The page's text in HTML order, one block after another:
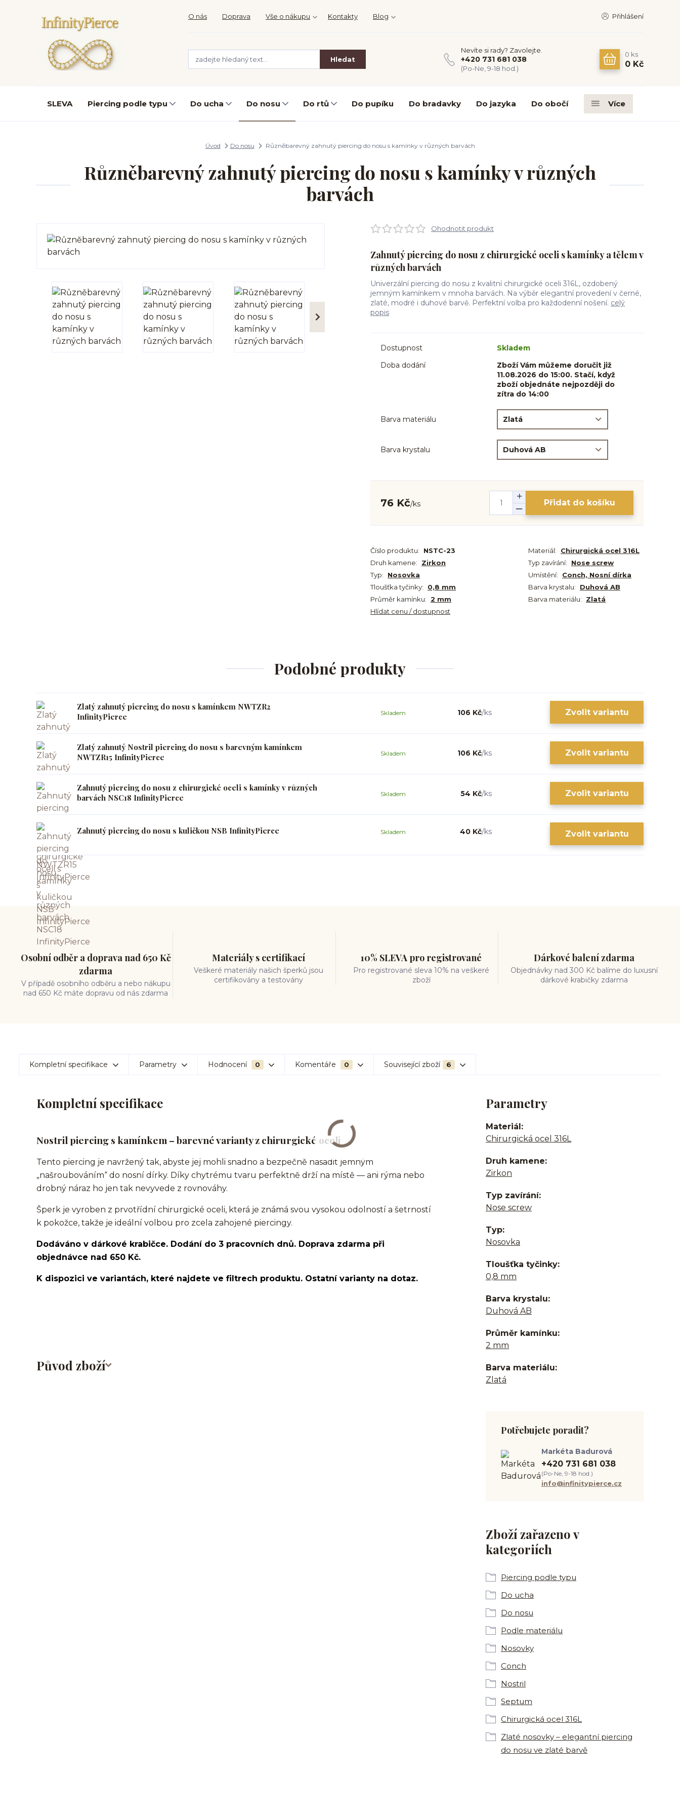
O nás Doprava Vše o nákupu Kontakty Blog Přihlášení
Hledat
Nevíte si rady? Zavolejte.
+420 731 681 038
(Po-Ne, 9-18 hod.)
0 ks
0 Kč
SLEVA Piercing podle typu Do ucha Do nosu Do rtů Do pupíku Do bradavky Do jazyka Do obočí Více
Úvod Do nosu Různěbarevný zahnutý piercing do nosu s kamínky v různých barvách
Různěbarevný zahnutý piercing do nosu s kamínky v různých
barvách
Ohodnotit produkt
Zahnutý piercing do nosu z chirurgické oceli s kamínky a tělem v
různých barvách
Univerzální piercing do nosu z kvalitní chirurgické oceli 316L, ozdobený
jemným kamínkem v mnoha barvách. Na výběr elegantní provedení v černé,
zlaté, modré i duhové barvě. Perfektní volba pro každodenní nošení. celý
popis
Dostupnost
Skladem
Doba dodání
Zboží Vám můžeme doručit již
11.08.2026 do 15:00. Stačí, když
zboží objednáte nejpozději do
zítra do 14:00
Barva materiálu
Barva krystalu
76 Kč/ks Přidat do košíku
Číslo produktu: NSTC-23 Materiál:
Chirurgická ocel 316L
Druh kamene:
Zirkon Typ zavírání:
Nose screw
Typ:
Nosovka Umístění:
Conch, Nosní dírka
Tloušťka tyčinky:
0,8 mm Barva krystalu:
Duhová AB
Průměr kamínku: 2 mm Barva materiálu:
Zlatá
Hlídat cenu / dostupnost
Podobné produkty
Zlatý zahnutý piercing do nosu s kamínkem NWTZR2
InfinityPierce
106 Kč/ks
Skladem Zvolit variantu
Zlatý zahnutý Nostril piercing do nosu s barevným kamínkem
NWTZR15 InfinityPierce
106 Kč/ks
Skladem Zvolit variantu
Zahnutý piercing do nosu z chirurgické oceli s kamínky v různých
barvách NSC18 InfinityPierce
54 Kč/ks
Skladem Zvolit variantu
Zahnutý piercing do nosu s kuličkou NSB InfinityPierce 40 Kč/ks
Skladem Zvolit variantu
Osobní odběr a doprava nad 650 Kč
zdarma
V případě osobního odběru a nebo nákupu
nad 650 Kč máte dopravu od nás zdarma
Materiály s certifikací
Veškeré materiály našich šperků jsou
certifikovány a testovány
10% SLEVA pro registrované
Pro registrované sleva 10% na veškeré
zboží
Dárkové balení zdarma
Objednávky nad 300 Kč balíme do luxusní
dárkové krabičky zdarma
Kompletní specifikace Parametry Hodnocení 0 Komentáře 0 Související zboží 6
Kompletní specifikace
Nostril piercing s kamínkem – barevné varianty z chirurgické oceli
Tento piercing je navržený tak, abyste jej mohli snadno a bezpečně nasadit jemným
„našroubováním“ do nosní dírky. Díky chytrému tvaru perfektně drží na místě — ani rýma nebo
drobný náraz ho jen tak nevyvede z rovnováhy.
Šperk je vyroben z prvotřídní chirurgické oceli, která je známá svou vysokou odolností a šetrností
k pokožce, takže je ideální volbou pro zcela zahojené piercingy.
Dodáváno v dárkové krabičce. Dodání do 3 pracovních dnů. Doprava zdarma při
objednávce nad 650 Kč.
K dispozici ve variantách, které najdete ve filtrech produktu. Ostatní varianty na dotaz.
Původ zboží
Parametry
Materiál
Chirurgická ocel 316L
Druh kamene
Zirkon
Typ zavírání
Nose screw
Typ
Nosovka
Tloušťka tyčinky
0,8 mm
Barva krystalu
Duhová AB
Průměr kamínku
2 mm
Barva materiálu
Zlatá
Zboží zařazeno v
kategoriích
Piercing podle typu
Do ucha
Do nosu
Podle materiálu
Nosovky
Conch
Nostril
Septum
Chirurgická ocel 316L
Zlaté nosovky – elegantní piercing
do nosu ve zlaté barvě
Potřebujete poradit?
Markéta Badurová
+420 731 681 038
(Po-Ne, 9-18 hod.)
info@infinitypierce.cz